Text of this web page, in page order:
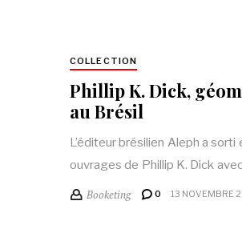
COLLECTION
Phillip K. Dick,
au Brésil
L’éditeur brésilien Aleph a
ouvrages de Phillip K. Dick
Booketing 0 13 NOVEMBRE